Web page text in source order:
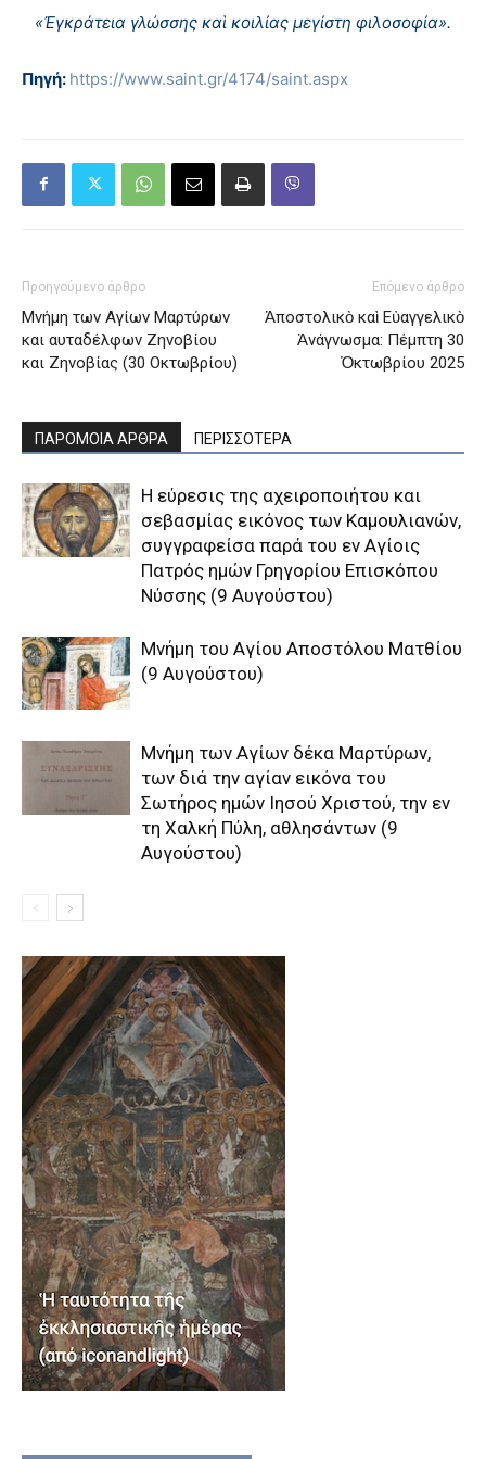
«Ἐγκράτεια γλώσσης καὶ κοιλίας μεγίστη φιλοσοφία».
Πηγή: https://www.saint.gr/4174/saint.aspx
Προηγούμενο άρθρο
Μνήμη των Aγίων Mαρτύρων
και αυταδέλφων Ζηνοβίου
και Ζηνοβίας (30 Οκτωβρίου)
Επόμενο άρθρο
Ἀποστολικὸ καὶ Εὐαγγελικὸ
Ἀνάγνωσμα: Πέμπτη 30
Ὀκτωβρίου 2025
ΠΑΡΟΜΟΙΑ ΑΡΘΡΑ ΠΕΡΙΣΣΟΤΕΡΑ
H εύρεσις της αχειροποιήτου και
σεβασμίας εικόνος των Kαμουλιανών,
συγγραφείσα παρά του εν Aγίοις
Πατρός ημών Γρηγορίου Eπισκόπου
Nύσσης (9 Αυγούστου)
Μνήμη του Aγίου Aποστόλου Mατθίου
(9 Αυγούστου)
Μνήμη των Aγίων δέκα Mαρτύρων,
των διά την αγίαν εικόνα του
Σωτήρος ημών Iησού Xριστού, την εν
τη Xαλκή Πύλη, αθλησάντων (9
Αυγούστου)